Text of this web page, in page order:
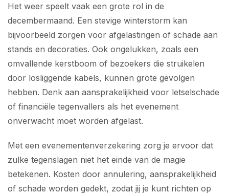
Het weer speelt vaak een grote rol in de
decembermaand. Een stevige winterstorm kan
bijvoorbeeld zorgen voor afgelastingen of schade aan
stands en decoraties. Ook ongelukken, zoals een
omvallende kerstboom of bezoekers die struikelen
door losliggende kabels, kunnen grote gevolgen
hebben. Denk aan aansprakelijkheid voor letselschade
of financiële tegenvallers als het evenement
onverwacht moet worden afgelast.
Met een evenementenverzekering zorg je ervoor dat
zulke tegenslagen niet het einde van de magie
betekenen. Kosten door annulering, aansprakelijkheid
of schade worden gedekt, zodat jij je kunt richten op